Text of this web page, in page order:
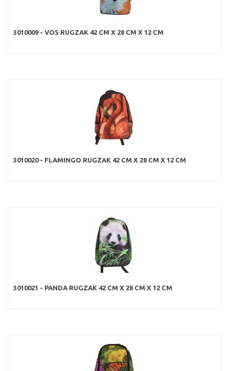
3010009 - VOS RUGZAK 42 CM X 28 CM X 12 CM
3010020 - FLAMINGO RUGZAK 42 CM X 28 CM X 12 CM
3010021 - PANDA RUGZAK 42 CM X 28 CM X 12 CM